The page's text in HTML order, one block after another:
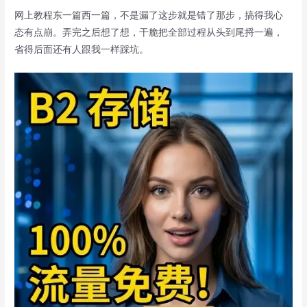
网上教程东一篇西一篇，不是漏了这步就是错了那步，搞得我心
态有点崩。弄完之后想了想，干脆把全部过程从头到尾捋一遍，
省得后面还有人跟我一样踩坑。